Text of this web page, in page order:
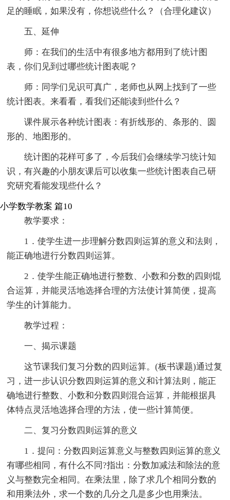
足的睡眠，如果没有，你想说些什么？（合理化建议）
五、延伸
师：在我们的生活中有很多地方都用到了统计图
表，你们见到过哪些统计图表呢？
师：同学们见识可真广，老师也从网上找到了一些
统计图表。来看看，看我们还能读到些什么？
课件展示各种统计图表：有折线形的、条形的、圆
形的、地图形的。
统计图的花样可多了，今后我们会继续学习统计知
识，有兴趣的小朋友课后可以收集一些统计图表自己研
究研究看能发现些什么？
小学数学教案 篇10
教学要求：
1．使学生进一步理解分数四则运算的意义和法则，
能正确地进行分数四则运算。
2．使学生能正确地进行整数、小数和分数的四则馄
合运算，并能灵活地选择合理的方法使计算简便，提高
学生的计算能力。
教学过程：
一、揭示课题
这节课我们复习分数的四则运算。(板书课题)通过复
习，进一步认识分数四则运算的意义和计算法则，能正
确地进行整数、小数和分数四则混合运算，并能根据具
体特点灵活地选择合理的方法，使一些计算简便。
二、复习分数四则运算的意义
1．提问：分数四则运算意义与整数四则运算的意义
有哪些相同，有什么不同?指出：分数加减法和除法的意
义与整数完全相同。在乘法里，除了求几个相同分数的
和用乘法外，求一个数的几分之几是多少也用乘法。